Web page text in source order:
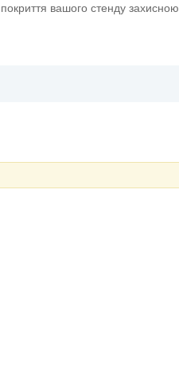
вашого стенду захисною